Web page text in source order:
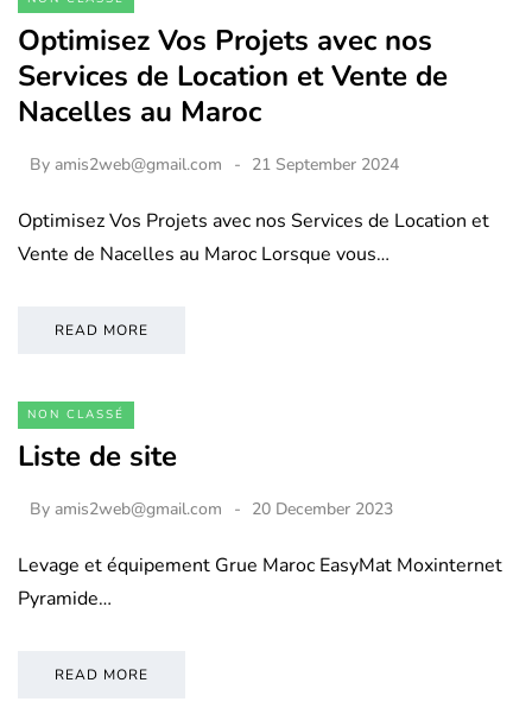
Optimisez Vos Projets avec nos
Services de Location et Vente de
Nacelles au Maroc
By amis2web@gmail.com 21 September 2024
Optimisez Vos Projets avec nos Services de Location et
Vente de Nacelles au Maroc Lorsque vous…
READ MORE
NON CLASSÉ
Liste de site
By amis2web@gmail.com 20 December 2023
Levage et équipement Grue Maroc EasyMat Moxinternet
Pyramide…
READ MORE